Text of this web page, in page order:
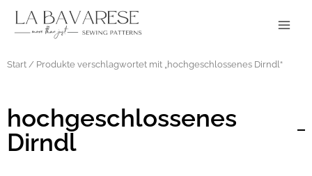
Inhalt
Start / Produkte verschlagwortet mit „hochgeschlossenes Dirndl“
hochgeschlossenes
Dirndl